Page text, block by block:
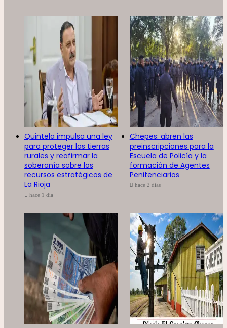
Quintela impulsa una ley
para proteger las tierras
rurales y reafirmar la
soberanía sobre los
recursos estratégicos de
La Rioja
hace 1 día
Chepes: abren las
preinscripciones para la
Escuela de Policía y la
formación de Agentes
Penitenciarios
hace 2 días